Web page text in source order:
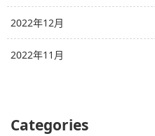
2022年12月
2022年11月
Categories